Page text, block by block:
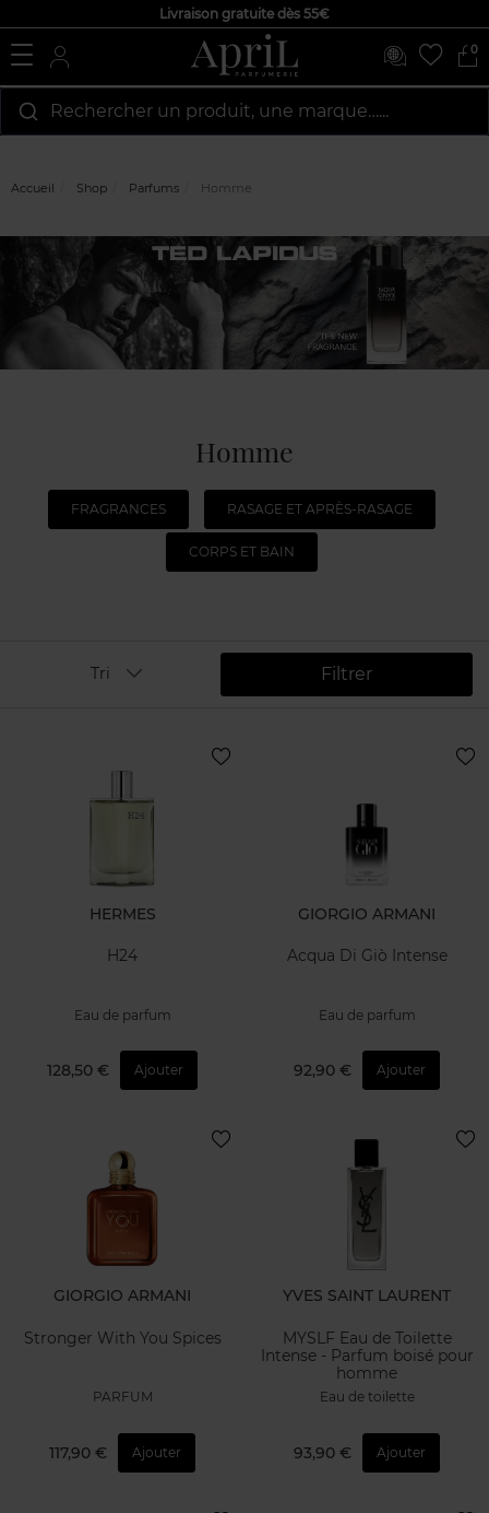
Livraison gratuite dès 55€
0
Rechercher un produit, une marque…...
Accueil Shop Parfums Homme
Homme
FRAGRANCES RASAGE ET APRÈS-RASAGE
CORPS ET BAIN
Filtrer
Tri
HERMES
H24
Eau de parfum
128,50 € Ajouter
GIORGIO ARMANI
Acqua Di Giò Intense
Eau de parfum
92,90 € Ajouter
GIORGIO ARMANI
Stronger With You Spices
PARFUM
117,90 € Ajouter
YVES SAINT LAURENT
MYSLF Eau de Toilette
Intense - Parfum boisé pour
homme
Eau de toilette
93,90 € Ajouter